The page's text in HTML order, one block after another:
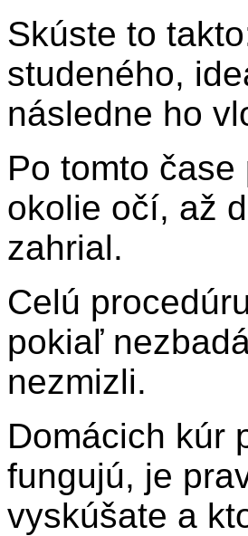
Skúste to
studeného,
následne ho
Po tomto
okolie očí, až
zahrial.
Celú
pokiaľ
nezmizli.
Domácich kúr
fungujú, je
vyskúšate a